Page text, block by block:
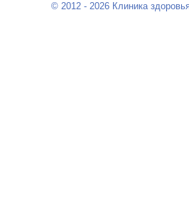
© 2012 - 2026 Клиника